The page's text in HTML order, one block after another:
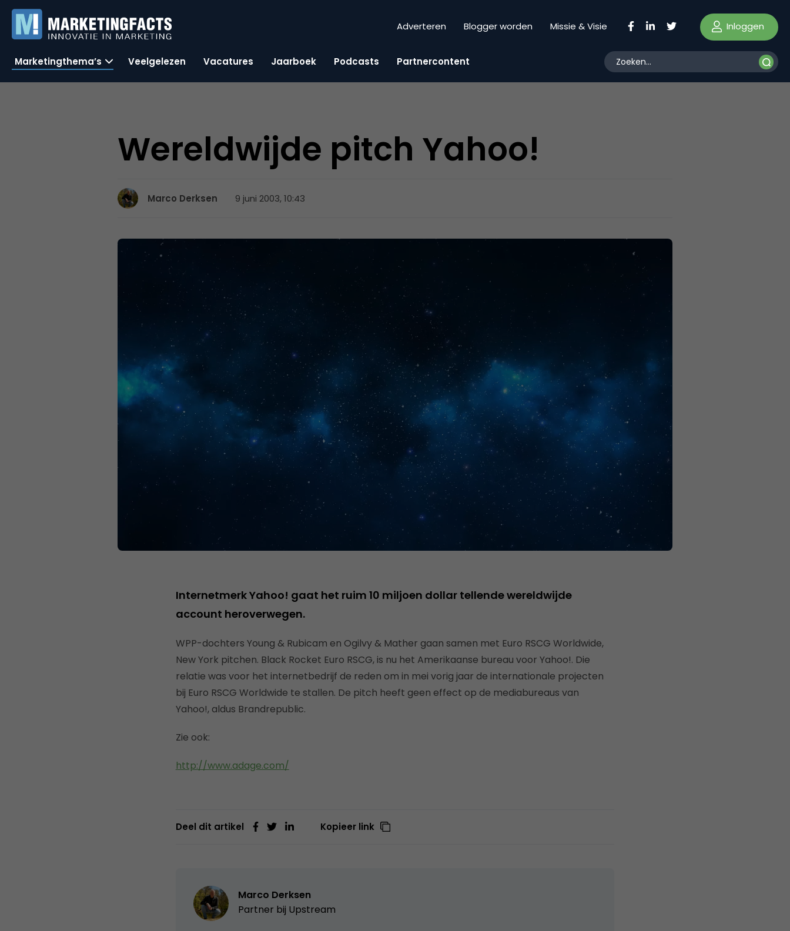
Adverteren Blogger worden Missie & Visie Inloggen
Marketingthema’s Veelgelezen Vacatures Jaarboek Podcasts Partnercontent
Wereldwijde pitch Yahoo!
Marco Derksen 9 juni 2003, 10:43
Internetmerk Yahoo! gaat het ruim 10 miljoen dollar tellende wereldwijde
account heroverwegen.
WPP-dochters Young & Rubicam en Ogilvy & Mather gaan samen met Euro RSCG Worldwide,
New York pitchen. Black Rocket Euro RSCG, is nu het Amerikaanse bureau voor Yahoo!. Die
relatie was voor het internetbedrijf de reden om in mei vorig jaar de internationale projecten
bij Euro RSCG Worldwide te stallen. De pitch heeft geen effect op de mediabureaus van
Yahoo!, aldus Brandrepublic.
Zie ook:
http://www.adage.com/
Deel dit artikel Kopieer link
Marco Derksen
Partner bij Upstream